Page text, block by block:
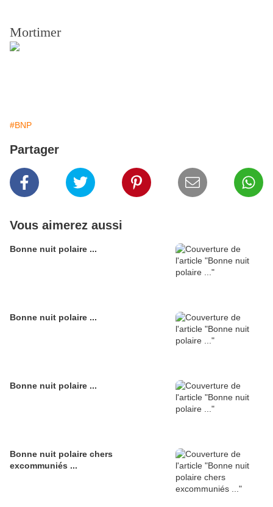
Mortimer
#BNP
Partager
Vous aimerez aussi
Bonne nuit polaire ...
Bonne nuit polaire ...
Bonne nuit polaire ...
Bonne nuit polaire chers
excommuniés ...